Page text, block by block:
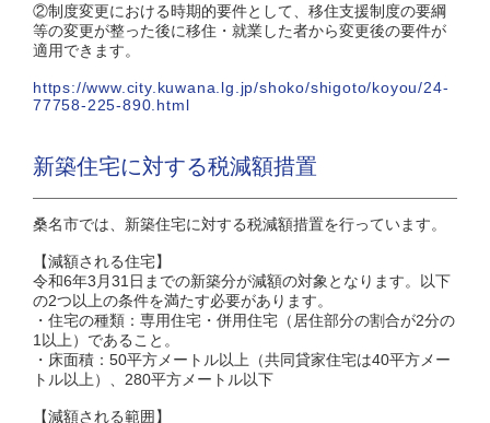
②制度変更における時期的要件として、移住支援制度の要綱
等の変更が整った後に移住・就業した者から変更後の要件が
適用できます。
https://www.city.kuwana.lg.jp/shoko/shigoto/koyou/24-
77758-225-890.html
新築住宅に対する税減額措置
桑名市では、新築住宅に対する税減額措置を行っています。
【減額される住宅】
令和6年3月31日までの新築分が減額の対象となります。以下
の2つ以上の条件を満たす必要があります。
・住宅の種類：専用住宅・併用住宅（居住部分の割合が2分の
1以上）であること。
・床面積：50平方メートル以上（共同貸家住宅は40平方メー
トル以上）、280平方メートル以下
【減額される範囲】